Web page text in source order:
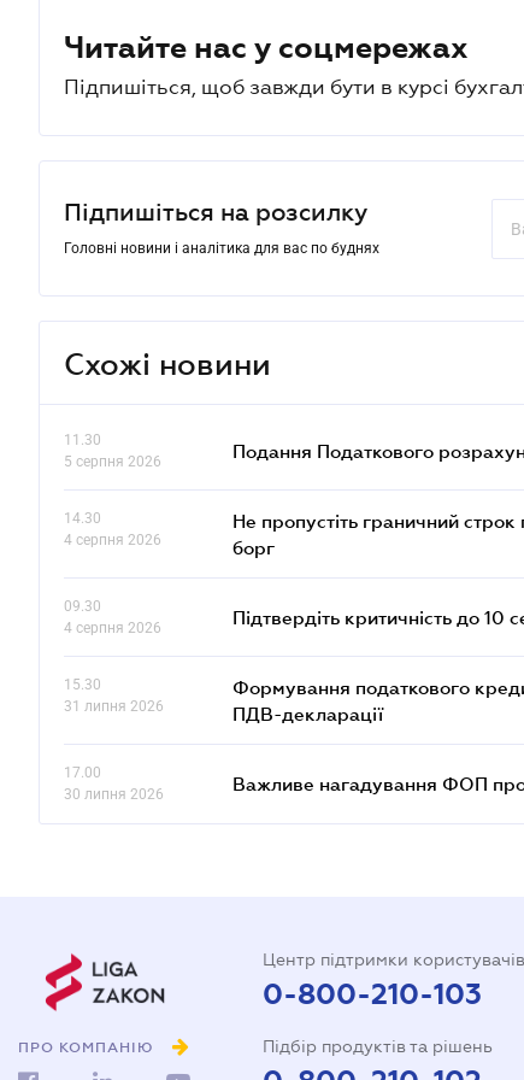
Читайте нас у соцмережах
Підпишіться, щоб завжди бути в курсі
Підпишіться на розсилку
Головні новини і аналітика для вас по буднях
Схожі новини
11.30
5 серпня 2026
Подання Податкового
14.30
4 серпня 2026
Не пропустіть граничний
борг
09.30
4 серпня 2026
Підтвердіть критичність до 10
15.30
31 липня 2026
Формування податкового
ПДВ-декларації
17.00
30 липня 2026
Важливе нагадування ФОП про
ПРО КОМПАНІЮ
Центр підтримки користувачів
0-800-210-103
Підбір продуктів та рішень